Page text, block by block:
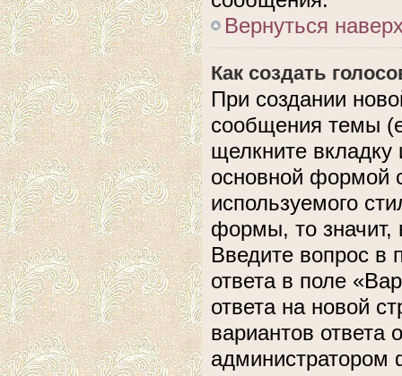
Вернуться
Как создать
При создании
сообщения темы
щелкните
основной формой
используемого
формы, то значит,
Введите вопрос в
ответа в поле
ответа на новой
вариантов ответа
администратором